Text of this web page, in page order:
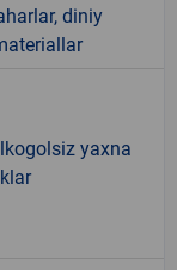
diniy
yaxna